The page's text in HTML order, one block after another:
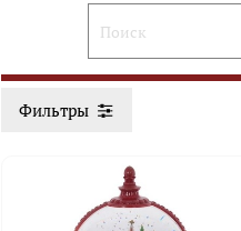
Фильтры